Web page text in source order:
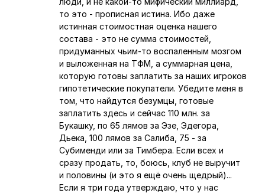
то это - прописная истина. Ибо даже
истинная стоимостная оценка нашего
состава - это не сумма стоимостей,
придуманных чьим-то воспаленным мозгом
и выложенная на ТФМ, а суммарная цена,
которую готовы заплатить за наших игроков
гипотетические покупатели. Убедите меня в
том, что найдутся безумцы, готовые
заплатить здесь и сейчас 110 млн. за
Букашку, по 65 лямов за Эзе, Эдегора,
Дьека, 100 лямов за Салиба, 75 - за
Субименди или за Тимбера. Если всех и
сразу продать, то, боюсь, клуб не выручит
и половины (и это я ещё очень щедрый)...
Если я три года утверждаю, что у нас